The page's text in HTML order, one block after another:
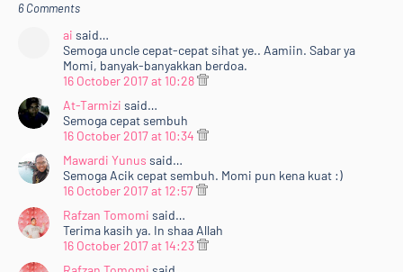
6 Comments
ai said…
Semoga uncle cepat-cepat sihat ye.. Aamiin. Sabar ya
Momi, banyak-banyakkan berdoa.
16 October 2017 at 10:28
At-Tarmizi said…
Semoga cepat sembuh
16 October 2017 at 10:34
Mawardi Yunus said…
Semoga Acik cepat sembuh. Momi pun kena kuat :)
16 October 2017 at 12:57
Rafzan Tomomi said…
Terima kasih ya. In shaa Allah
16 October 2017 at 14:23